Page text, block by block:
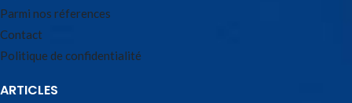
Parmi nos réferences
Contact
Politique de confidentialité
ARTICLES